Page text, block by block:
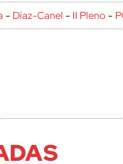
- Díaz-Canel - II Pleno -